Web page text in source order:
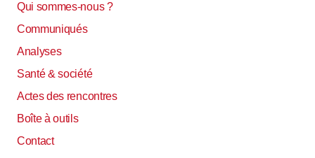
Qui sommes-nous ?
Communiqués
Analyses
Santé & société
Actes des rencontres
Boîte à outils
Contact